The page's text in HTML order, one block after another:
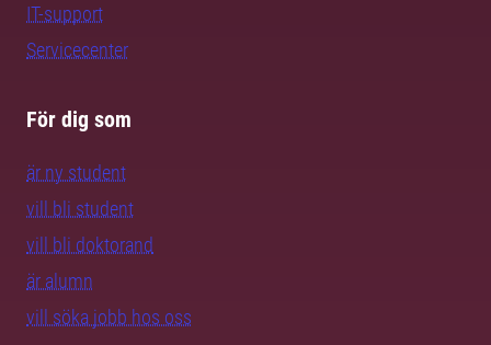
IT-support
Servicecenter
För dig som
är ny student
vill bli student
vill bli doktorand
är alumn
vill söka jobb hos oss